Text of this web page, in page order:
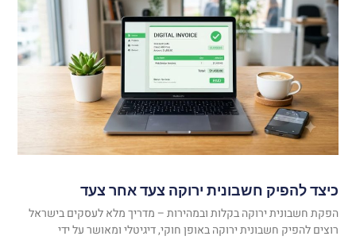
כיצד להפיק חשבונית ירוקה צעד אחר צעד
הפקת חשבונית ירוקה בקלות ובמהירות – מדריך מלא לעסקים בישראל
רוצים להפיק חשבונית ירוקה באופן חוקי, דיגיטלי ומאושר על ידי